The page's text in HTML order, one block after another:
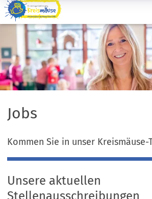
Jobs
Kommen Sie in unser Kreismäuse-
Unsere aktuellen
Stellenausschreibungen